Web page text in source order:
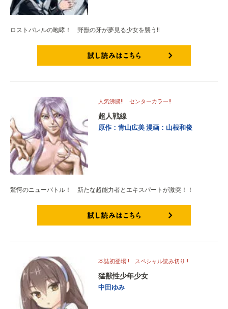
ロストバレルの咆哮！ 野獣の牙が夢見る少女を襲う!!
人気沸騰!! センターカラー!!
超人戦線
原作：青山広美漫画：山根和俊
驚愕のニューバトル！ 新たな超能力者とエキスパートが激突！！
本誌初登場!! スペシャル読み切り!!
猛獣性少年少女
中田ゆみ